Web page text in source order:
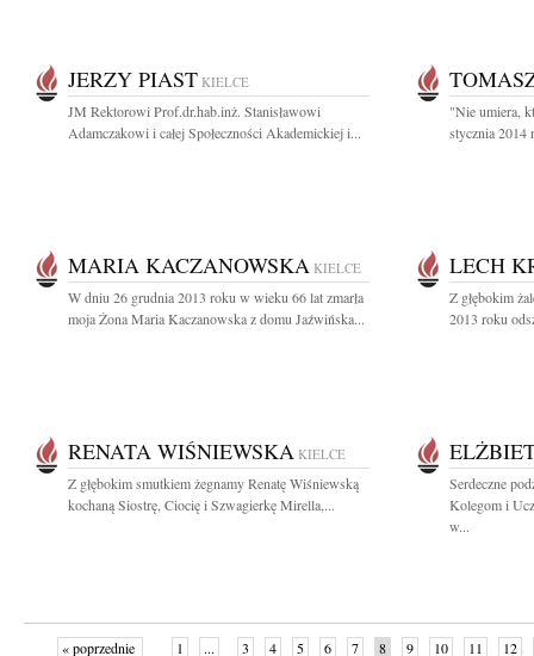
JERZY PIAST KIELCE
JM Rektorowi Prof.dr.hab.inż. Stanisławowi
Adamczakowi i całej Społeczności Akademickiej i...
"Nie umiera,
stycznia 2014
MARIA KACZANOWSKA KIELCE
W dniu 26 grudnia 2013 roku w wieku 66 lat zmarła
moja Żona Maria Kaczanowska z domu Jaźwińska...
LECH
Z głębokim
2013 roku
RENATA WIŚNIEWSKA KIELCE
Z głębokim smutkiem żegnamy Renatę Wiśniewską
kochaną Siostrę, Ciocię i Szwagierkę Mirella,...
Serdeczne
Kolegom i
w...
« poprzednie 1 ... 3 4 5 6 7 8 9 10 11 12